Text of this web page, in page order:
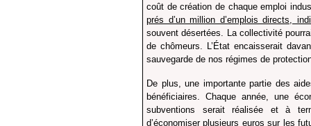
coût de création de chaque emploi
prés d’un million d’emplois directs,
souvent désertées. La collectivité
de chômeurs. L’État encaisserait
sauvegarde de nos régimes de
De plus, une importante partie des
bénéficiaires. Chaque année, une
subventions serait réalisée et à
d’économiser plusieurs euros sur les